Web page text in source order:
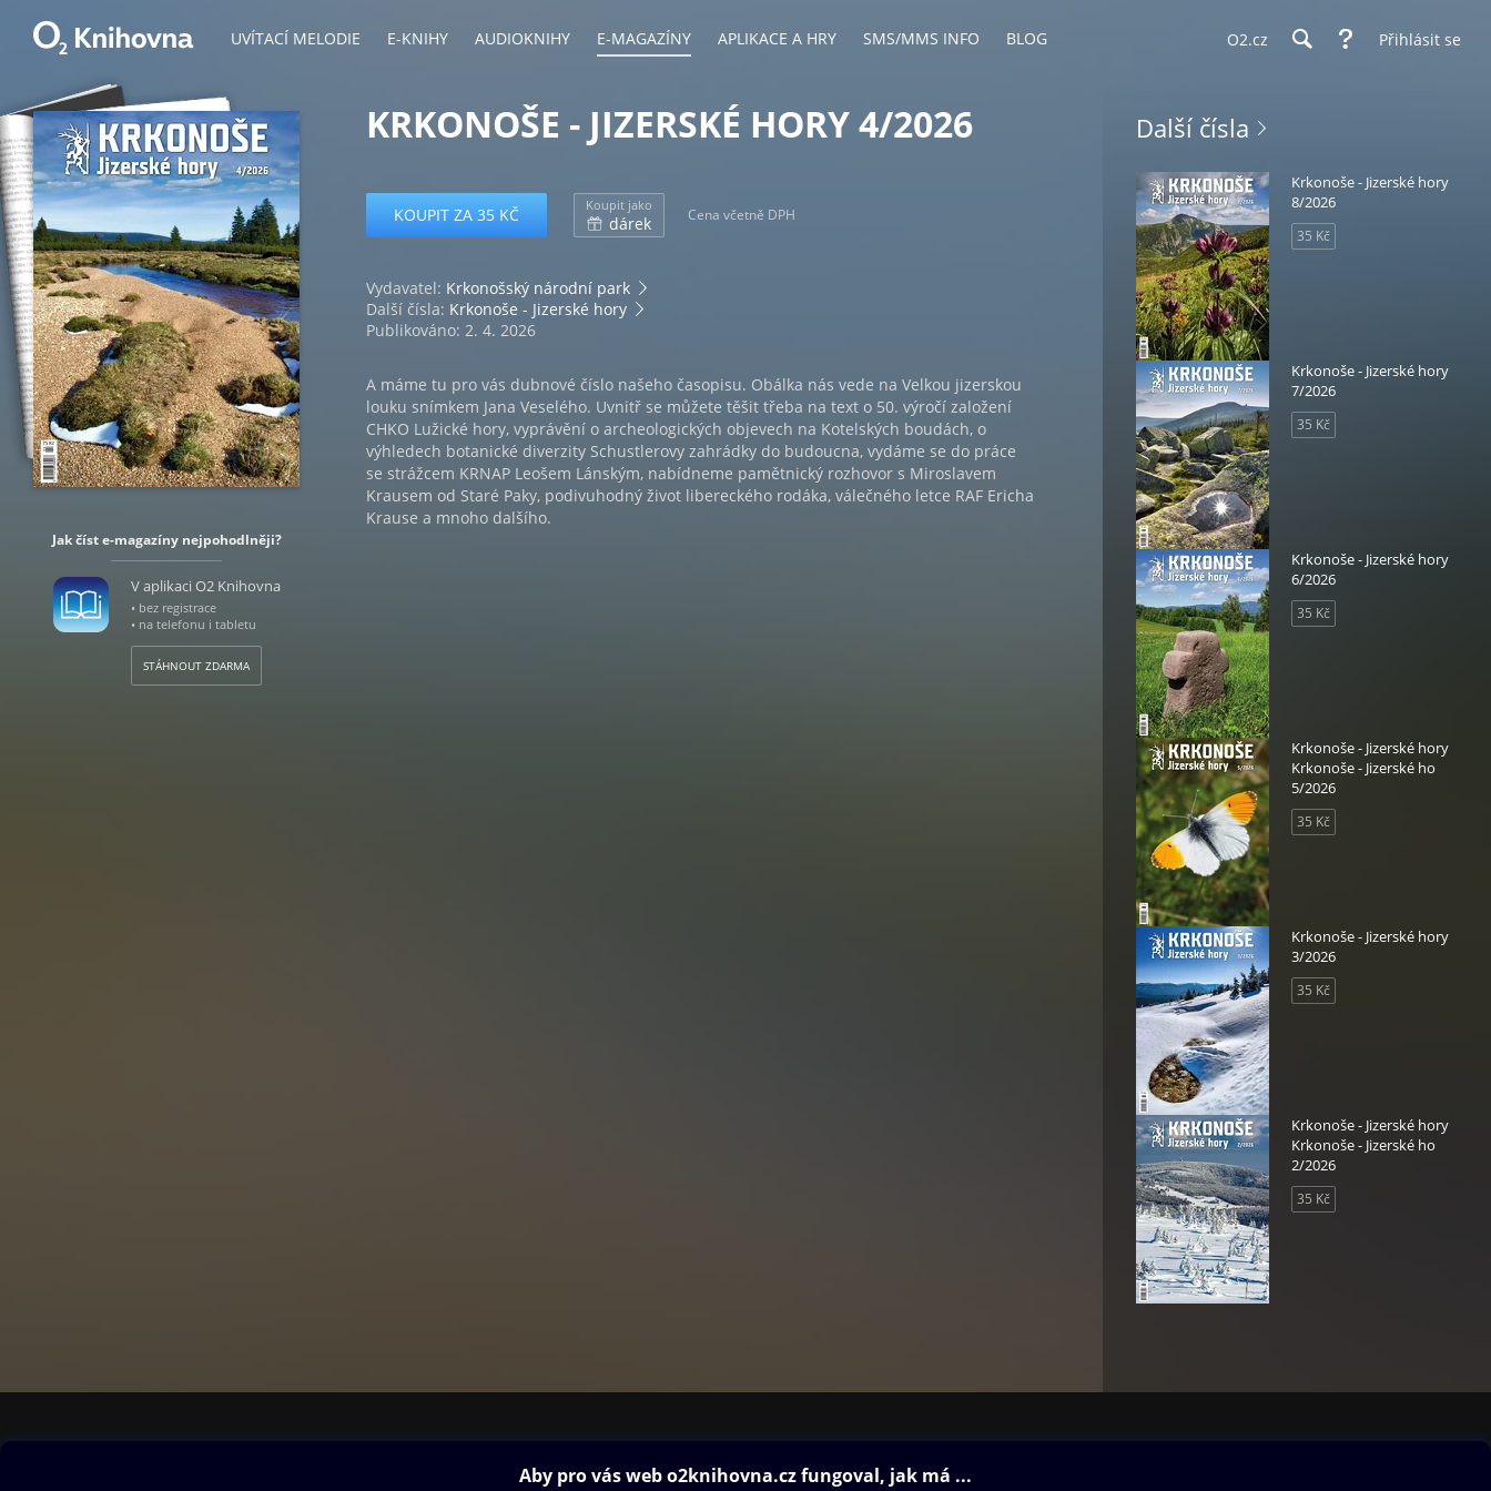
UVÍTACÍ MELODIE E-KNIHY AUDIOKNIHY E-MAGAZÍNY APLIKACE A HRY SMS/MMS INFO BLOG O2.cz Přihlásit se
Jak číst e-magazíny nejpohodlněji?
V aplikaci O2 Knihovna
• bez registrace
• na telefonu i tabletu
STÁHNOUT ZDARMA
KRKONOŠE - JIZERSKÉ HORY 4/2026
KOUPIT ZA 35 KČ Koupit jako
dárek Cena včetně DPH
Vydavatel: Krkonošský národní park
Další čísla: Krkonoše - Jizerské hory
Publikováno: 2. 4. 2026
A máme tu pro vás dubnové číslo našeho časopisu. Obálka nás vede na Velkou jizerskou
louku snímkem Jana Veselého. Uvnitř se můžete těšit třeba na text o 50. výročí založení
CHKO Lužické hory, vyprávění o archeologických objevech na Kotelských boudách, o
výhledech botanické diverzity Schustlerovy zahrádky do budoucna, vydáme se do práce
se strážcem KRNAP Leošem Lánským, nabídneme pamětnický rozhovor s Miroslavem
Krausem od Staré Paky, podivuhodný život libereckého rodáka, válečného letce RAF Ericha
Krause a mnoho dalšího.
Další čísla
Krkonoše - Jizerské hory
8/2026
35 Kč
Krkonoše - Jizerské hory
7/2026
35 Kč
Krkonoše - Jizerské hory
6/2026
35 Kč
Krkonoše - Jizerské hory
Krkonoše - Jizerské ho
5/2026
35 Kč
Krkonoše - Jizerské hory
3/2026
35 Kč
Krkonoše - Jizerské hory
Krkonoše - Jizerské ho
2/2026
35 Kč